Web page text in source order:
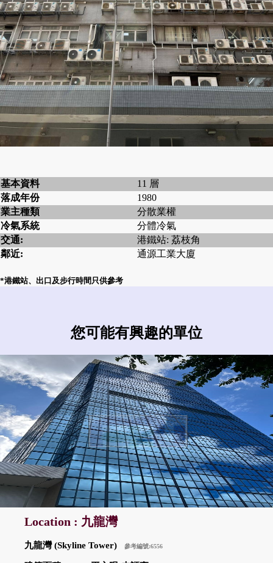
基本資料
11 層
落成年份
1980
業主種類
分散業權
冷氣系統
分體冷氣
交通:
港鐵站: 荔枝角
鄰近:
通源工業大廈
*港鐵站、出口及步行時間只供參考
您可能有興趣的單位
Location : 九龍灣
九龍灣 (Skyline Tower) 參考編號:6556